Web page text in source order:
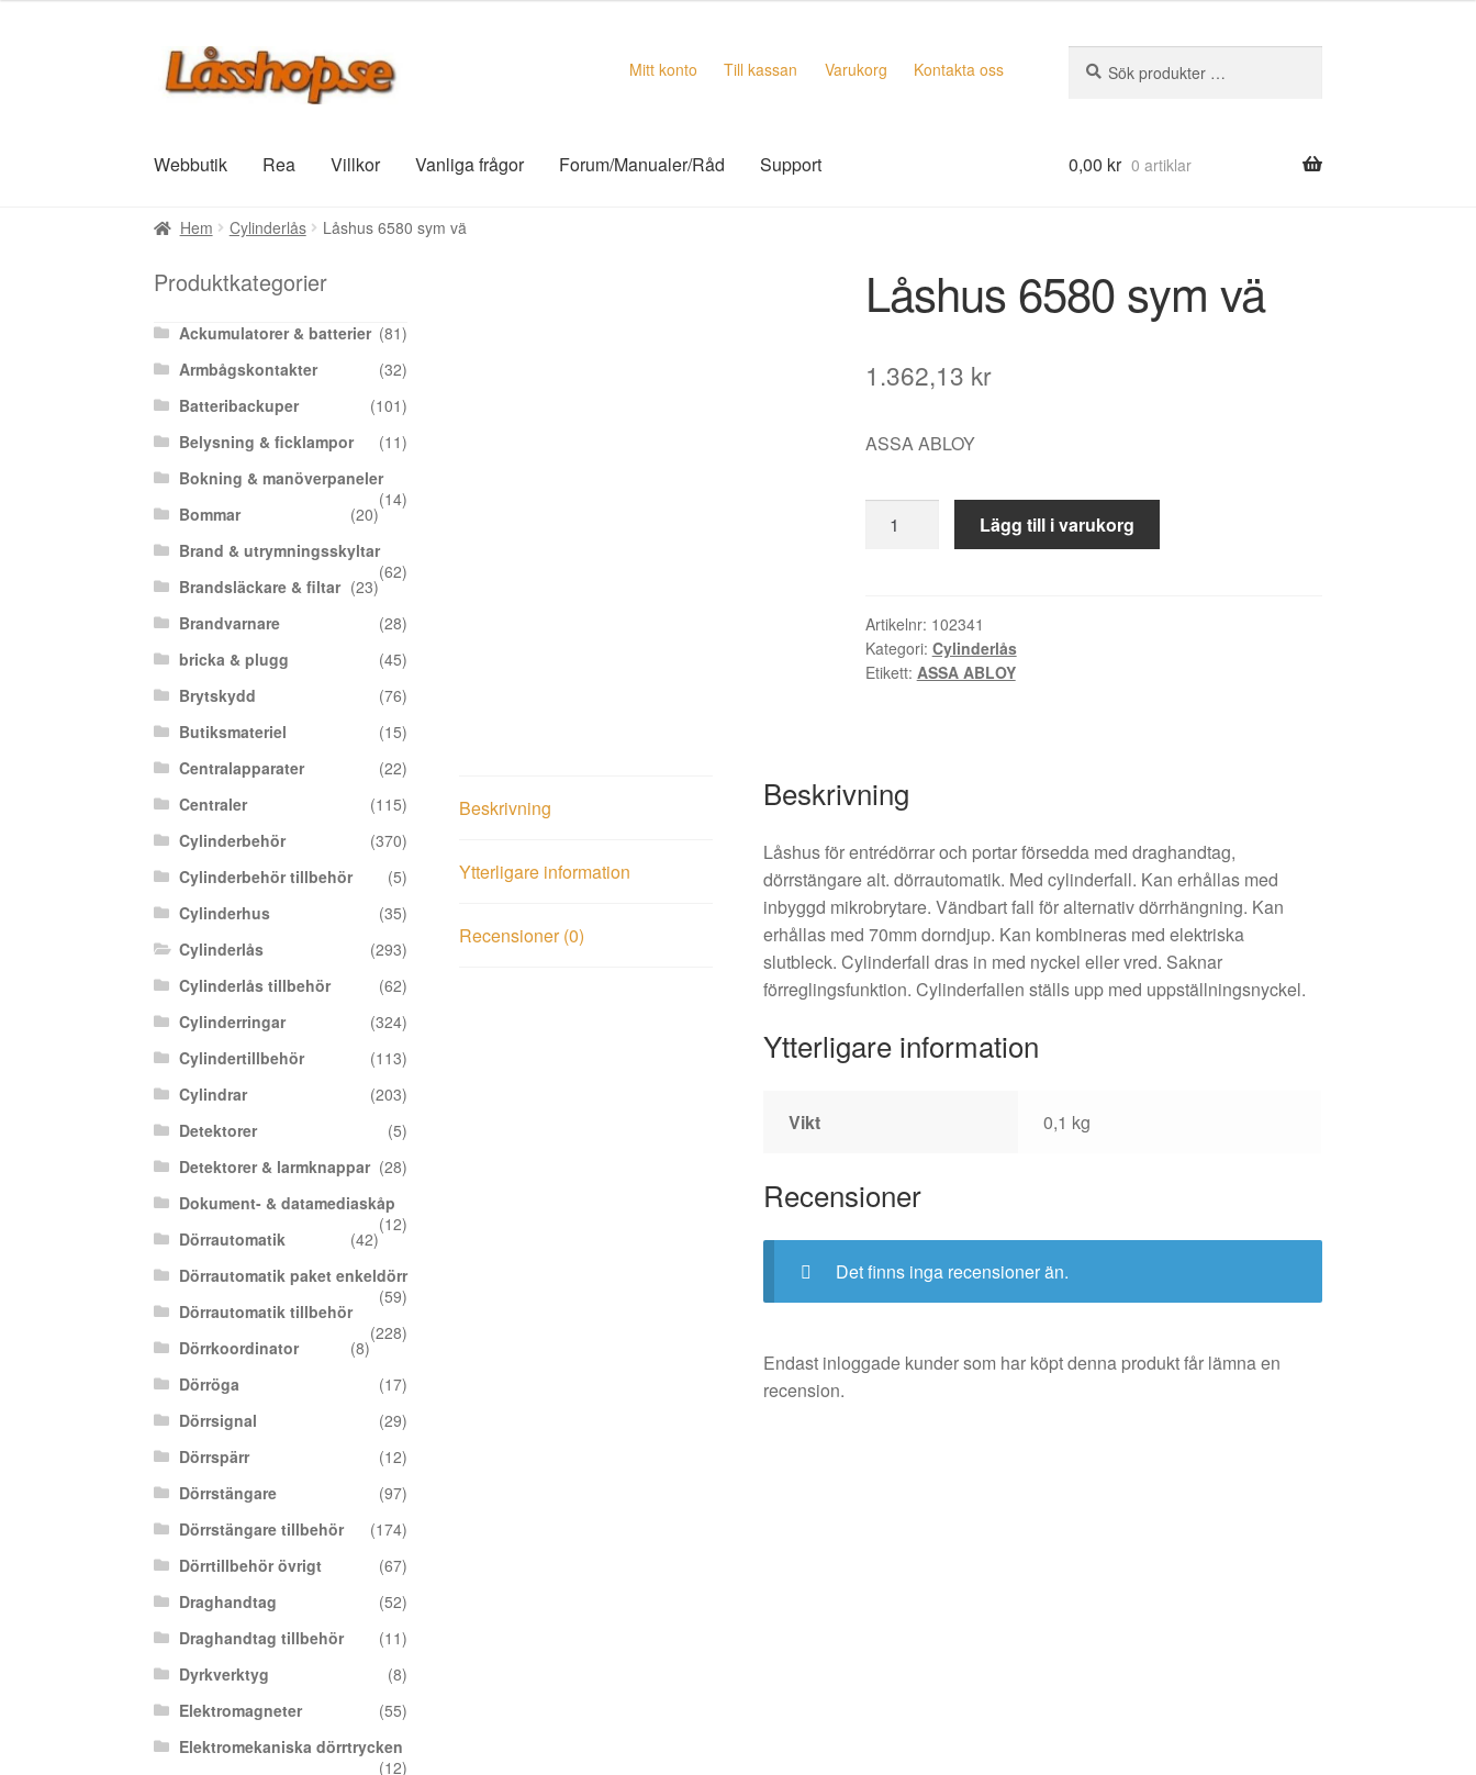
Hoppa
till
Hoppa
till
Mitt konto Till kassan Varukorg Kontakta oss
efter:
Webbutik Rea Villkor Vanliga frågor Forum/Manualer/Råd Support 0,00 kr 0 artiklar
Hem Cylinderlås Låshus 6580 sym vä
Låshus 6580 sym vä
1.362,13 kr
ASSA ABLOY
6580
mängd
Lägg till i varukorg
Artikelnr: 102341
Kategori: Cylinderlås
Etikett: ASSA ABLOY
Beskrivning
Ytterligare information
Recensioner (0)
Beskrivning
Låshus för entrédörrar och portar försedda med draghandtag,
dörrstängare alt. dörrautomatik. Med cylinderfall. Kan erhållas med
inbyggd mikrobrytare. Vändbart fall för alternativ dörrhängning. Kan
erhållas med 70mm dorndjup. Kan kombineras med elektriska
slutbleck. Cylinderfall dras in med nyckel eller vred. Saknar
förreglingsfunktion. Cylinderfallen ställs upp med uppställningsnyckel.
Ytterligare information
Vikt 0,1 kg
Recensioner
Det finns inga recensioner än.
Endast inloggade kunder som har köpt denna produkt får lämna en
recension.
Produktkategorier
Ackumulatorer & batterier (81)
Armbågskontakter
(32)
Batteribackuper
(101)
Belysning & ficklampor
(11)
Bokning & manöverpaneler
(14)
Bommar
(20)
Brand & utrymningsskyltar
(62)
Brandsläckare & filtar (23)
Brandvarnare
(28)
bricka & plugg
(45)
Brytskydd
(76)
Butiksmateriel
(15)
Centralapparater
(22)
Centraler
(115)
Cylinderbehör
(370)
Cylinderbehör tillbehör
(5)
Cylinderhus
(35)
Cylinderlås
(293)
Cylinderlås tillbehör
(62)
Cylinderringar
(324)
Cylindertillbehör
(113)
Cylindrar
(203)
Detektorer
(5)
Detektorer & larmknappar (28)
Dokument- & datamediaskåp
(12)
Dörrautomatik
(42)
Dörrautomatik paket enkeldörr
(59)
Dörrautomatik tillbehör
(228)
Dörrkoordinator
(8)
Dörröga
(17)
Dörrsignal
(29)
Dörrspärr
(12)
Dörrstängare
(97)
Dörrstängare tillbehör
(174)
Dörrtillbehör övrigt
(67)
Draghandtag
(52)
Draghandtag tillbehör
(11)
Dyrkverktyg
(8)
Elektromagneter
(55)
Elektromekaniska dörrtrycken
(12)